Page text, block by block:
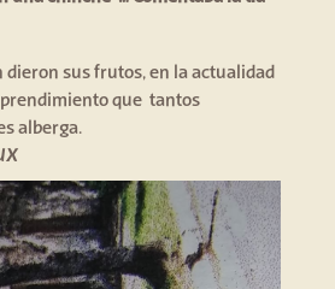
dieron sus frutos, en la actualidad
que tantos
alberga.